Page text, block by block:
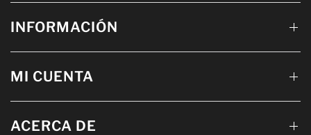
INFORMACIÓN
MI CUENTA
ACERCA DE